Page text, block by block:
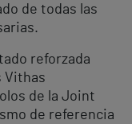
de todas las
reforzada
Vithas
de la Joint
de referencia